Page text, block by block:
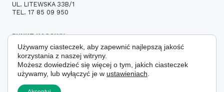
UL. LITEWSKA 33B/1
TEL. 17 85 09 950
PUNKT KASOWY
UL. PŁK. LEOPOLDA LISA-KULI 13
35-025 RZESZÓW
TEL. 509 908 301
Używamy ciasteczek, aby zapewnić najlepszą jakość
korzystania z naszej witryny.
Możesz dowiedzieć się więcej o tym, jakich ciasteczek
używamy, lub wyłączyć je w ustawieniach